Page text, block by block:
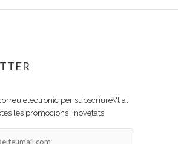
electronic per subscriure\'t al
les promocions i novetats.